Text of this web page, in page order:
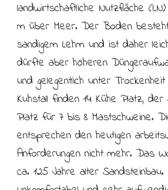
landwirtschaftliche Nutzfläche
m über Meer. Der Boden
sandigem Lehm und ist daher
dürfte aber höheren
und gelegentlich unter
Kuhstall finden 14 Kühe Platz,
Platz für 7 bis 8 Mastschweine.
entsprechen den heutigen
Anforderungen nicht mehr. Das
ca. 125 Jahre alter